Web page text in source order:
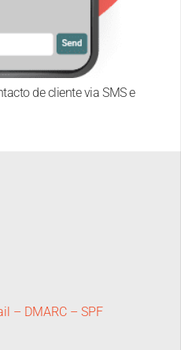
de cliente via SMS e
– DMARC – SPF